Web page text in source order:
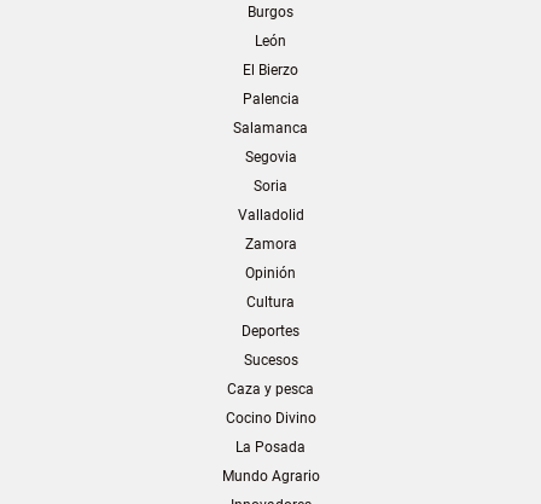
Burgos
León
El Bierzo
Palencia
Salamanca
Segovia
Soria
Valladolid
Zamora
Opinión
Cultura
Deportes
Sucesos
Caza y pesca
Cocino Divino
La Posada
Mundo Agrario